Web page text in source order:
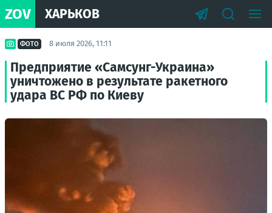
ZOV ХАРЬКОВ
ФОТО 8 июля 2026, 11:11
Предприятие «Самсунг-Украина»
уничтожено в результате ракетного
удара ВС РФ по Киеву